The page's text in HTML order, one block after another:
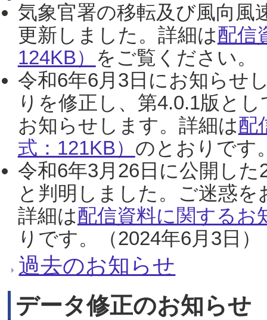
気象官署の移転及び風向風
更新しました。詳細は配信
124KB） をご覧ください。
令和6年6月3日にお知らせ
りを修正し、第4.0.1版と
お知らせします。詳細は配
式：121KB） のとおりです
令和6年3月26日に公開し
と判明しました。ご迷惑
詳細は配信資料に関するお
りです。（2024年6月3日）
過去のお知らせ
データ修正のお知らせ